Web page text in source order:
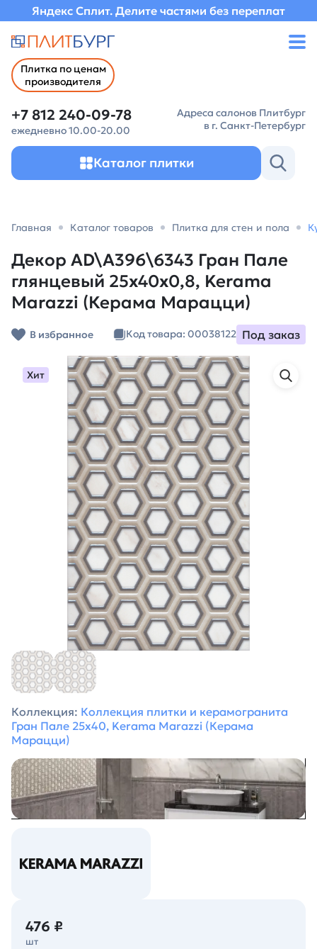
Яндекс Сплит. Делите частями без переплат
Плитка по ценам
производителя
+7 812 240-09-78
ежедневно 10.00-20.00
Адреса салонов Плитбург
в г. Санкт-Петербург
Каталог плитки
Главная Каталог товаров Плитка для стен и пола
Декор AD\A396\6343 Гран Пале
глянцевый 25x40x0,8, Kerama
Marazzi (Керама Марацци)
В избранное Код товара: 00038122 Под заказ
Хит
Коллекция: Коллекция плитки и керамогранита
Гран Пале 25х40, Kerama Marazzi (Керама
Марацци)
476 ₽
шт